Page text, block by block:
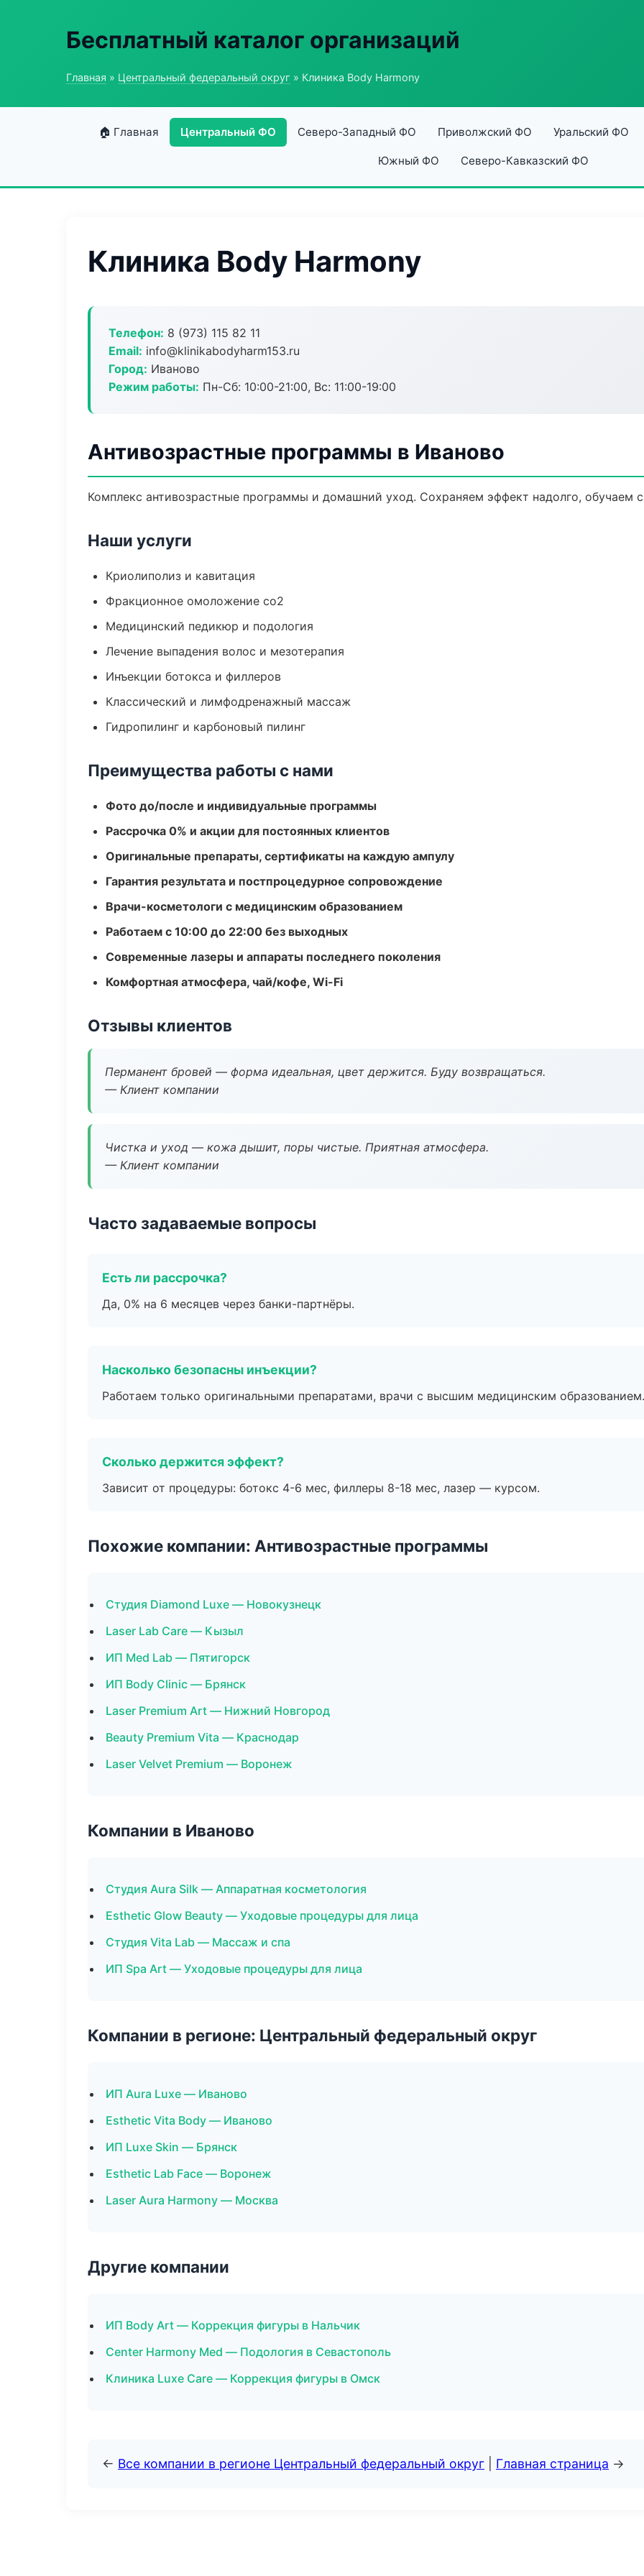
Бесплатный каталог организаций
Главная » Центральный федеральный округ » Клиника Body Harmony
🏠 Главная Центральный ФО Северо-Западный ФО Приволжский ФО Уральский ФО
Южный ФО Северо-Кавказский ФО
Клиника Body Harmony
Телефон: 8 (973) 115 82 11
Email: info@klinikabodyharm153.ru
Город: Иваново
Режим работы: Пн-Сб: 10:00-21:00, Вс: 11:00-19:00
Антивозрастные программы в Иваново
Комплекс антивозрастные программы и домашний уход. Сохраняем эффект надолго, обучаем
Наши услуги
Криолиполиз и кавитация
Фракционное омоложение co2
Медицинский педикюр и подология
Лечение выпадения волос и мезотерапия
Инъекции ботокса и филлеров
Классический и лимфодренажный массаж
Гидропилинг и карбоновый пилинг
Преимущества работы с нами
Фото до/после и индивидуальные программы
Рассрочка 0% и акции для постоянных клиентов
Оригинальные препараты, сертификаты на каждую ампулу
Гарантия результата и постпроцедурное сопровождение
Врачи-косметологи с медицинским образованием
Работаем с 10:00 до 22:00 без выходных
Современные лазеры и аппараты последнего поколения
Комфортная атмосфера, чай/кофе, Wi-Fi
Отзывы клиентов
Перманент бровей — форма идеальная, цвет держится. Буду возвращаться.
— Клиент компании
Чистка и уход — кожа дышит, поры чистые. Приятная атмосфера.
— Клиент компании
Часто задаваемые вопросы
Есть ли рассрочка?
Да, 0% на 6 месяцев через банки-партнёры.
Насколько безопасны инъекции?
Работаем только оригинальными препаратами, врачи с высшим медицинским образованием.
Сколько держится эффект?
Зависит от процедуры: ботокс 4-6 мес, филлеры 8-18 мес, лазер — курсом.
Похожие компании: Антивозрастные программы
Студия Diamond Luxe — Новокузнецк
Laser Lab Care — Кызыл
ИП Med Lab — Пятигорск
ИП Body Clinic — Брянск
Laser Premium Art — Нижний Новгород
Beauty Premium Vita — Краснодар
Laser Velvet Premium — Воронеж
Компании в Иваново
Студия Aura Silk — Аппаратная косметология
Esthetic Glow Beauty — Уходовые процедуры для лица
Студия Vita Lab — Массаж и спа
ИП Spa Art — Уходовые процедуры для лица
Компании в регионе: Центральный федеральный округ
ИП Aura Luxe — Иваново
Esthetic Vita Body — Иваново
ИП Luxe Skin — Брянск
Esthetic Lab Face — Воронеж
Laser Aura Harmony — Москва
Другие компании
ИП Body Art — Коррекция фигуры в Нальчик
Center Harmony Med — Подология в Севастополь
Клиника Luxe Care — Коррекция фигуры в Омск
← Все компании в регионе Центральный федеральный округ Главная страница →